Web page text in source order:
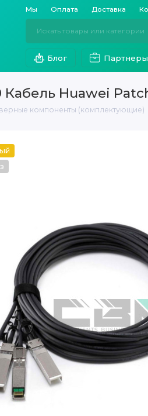
Мы Оплата Доставка
Блог Партнеры
Кабель Huawei
компоненты (комплектующие)